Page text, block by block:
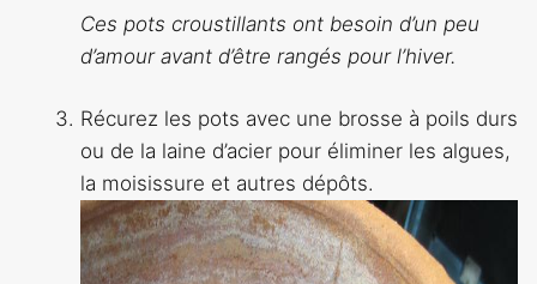
Ces pots croustillants ont besoin d’un peu
d’amour avant d’être rangés pour l’hiver.
Récurez les pots avec une brosse à poils durs
ou de la laine d’acier pour éliminer les algues,
la moisissure et autres dépôts.